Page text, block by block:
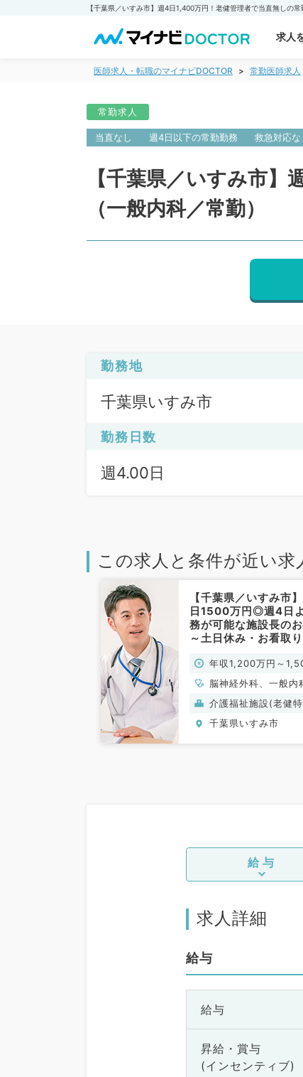
求人
医師求人・転職のマイナビDOCTOR 常勤医師求人
常勤求人
当直なし 週4日以下の常勤勤務 救急対応な
【千葉県／いすみ市
（一般内科／常勤）
勤務地
千葉県いすみ市
勤務日数
週4.00日
この求人と条件が近い求
【千葉県／いすみ市
日1500万円◎週4日
務が可能な施設長の
～土日休み・お看取り
年収1,200万円～
円
脳神経外科、一般内
年内科、外科系全般
外科、科目不問
介護福祉施設(老健
千葉県いすみ市
給与
求人詳細
給与
給与
昇給・賞与
(インセンティブ)